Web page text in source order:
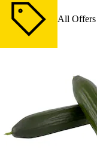
All Offers